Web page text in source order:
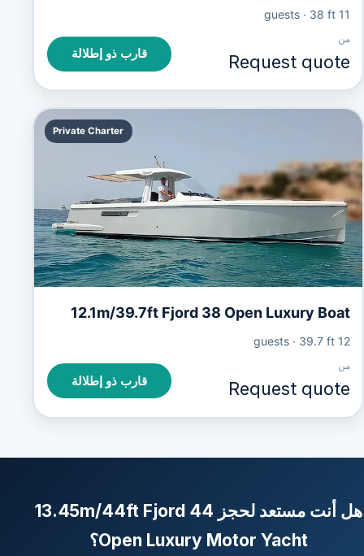
11 guests
· 38 ft
من
Request quote قارب ذو إطلالة
Private Charter
12.1m/39.7ft Fjord 38 Open Luxury Boat
12 guests
· 39.7 ft
من
Request quote قارب ذو إطلالة
هل أنت مستعد لحجز 13.45m/44ft Fjord 44
Open Luxury Motor Yacht؟